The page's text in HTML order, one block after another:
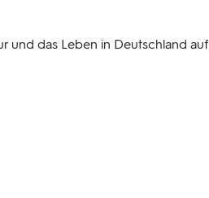
und das Leben in Deutschland auf